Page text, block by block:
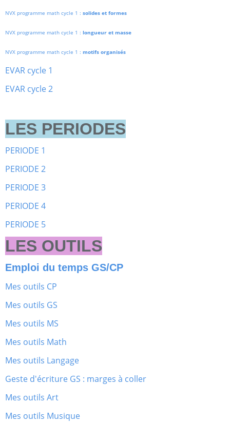
NVX programme math cycle 1 : solides et formes
NVX programme math cycle 1 : longueur et masse
NVX programme math cycle 1 : motifs organisés
EVAR cycle 1
EVAR cycle 2
LES PERIODES
PERIODE 1
PERIODE 2
PERIODE 3
PERIODE 4
PERIODE 5
LES OUTILS
Emploi du temps GS/CP
Mes outils CP
Mes outils GS
Mes outils MS
Mes outils Math
Mes outils Langage
Geste d'écriture GS : marges à coller
Mes outils Art
Mes outils Musique